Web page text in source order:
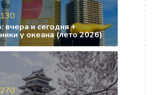
вчера и сегодня +
у океана (лето 2026)